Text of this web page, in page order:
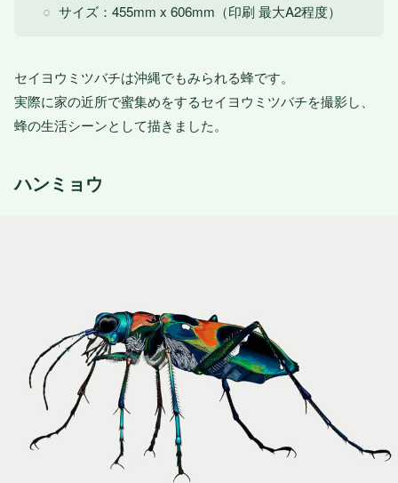
サイズ：455mm x 606mm（印刷 最大A2程度）
セイヨウミツバチは沖縄でもみられる蜂です。
実際に家の近所で蜜集めをするセイヨウミツバチを撮影し、
蜂の生活シーンとして描きました。
ハンミョウ